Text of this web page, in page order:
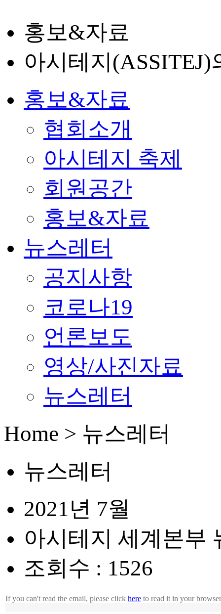
홍보&자료
아시테지
홍보&자료
협회소개
아시테지 축제
회원공간
홍보&자료
뉴스레터
공지사항
코로나19
언론보도
영상/사진자료
뉴스레터
Home > 뉴스레터
뉴스레터
2021년 7월
아시테지 세계본부
조회수 : 1526
If you can't read the email, please click here to read it in your browser